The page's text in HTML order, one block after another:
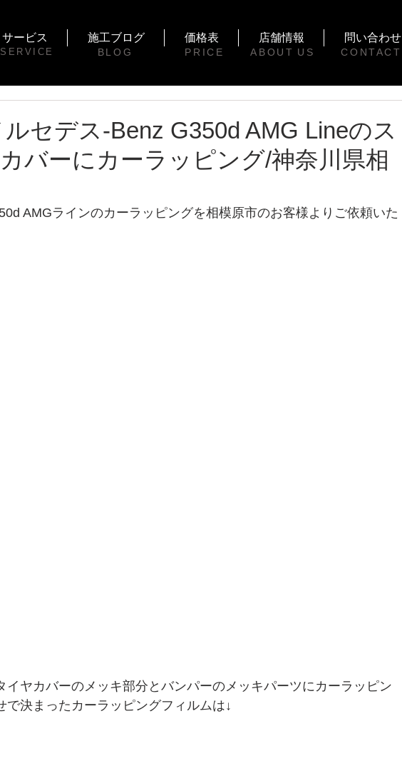
サービス 施工ブログ 価格表 店舗情報 問い合わせ
SERVICE BLOG PRICE ABOUT US CONTACT
セデス-Benz G350d AMG Lineのス
バーにカーラッピング/神奈川県相
AMGラインのカーラッピングを相模原市のお客様よりご依頼いた
イヤカバーのメッキ部分とバンパーのメッキパーツにカーラッピン
で決まったカーラッピングフィルムは↓